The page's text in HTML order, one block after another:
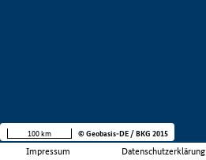
Impressum Datenschutzerklärung
100 km © Geobasis-DE / BKG 2015